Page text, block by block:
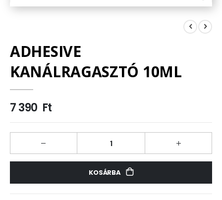
Ugrás
ADHESIVE
KANÁLRAGASZTÓ 10ML
7 390 Ft
KOSÁRBA